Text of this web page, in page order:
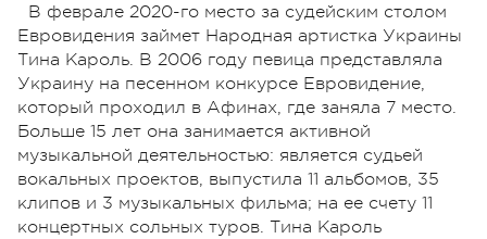
В феврале 2020-го место за судейским столом
Евровидения займет Народная артистка Украины
Тина Кароль. В 2006 году певица представляла
Украину на песенном конкурсе Евровидение,
который проходил в Афинах, где заняла 7 место.
Больше 15 лет она занимается активной
музыкальной деятельностью: является судьей
вокальных проектов, выпустила 11 альбомов, 35
клипов и 3 музыкальных фильма; на ее счету 11
концертных сольных туров. Тина Кароль